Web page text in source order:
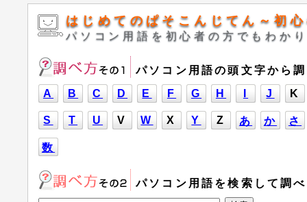
はじめてのぱそこんじてん～初
パソコン用語を初心者の方でもわか
パソコン用語の頭文字から
A
B C D E F G H J K
S T U V W X Y Z あ か さ
数
パソコン用語を検索して調